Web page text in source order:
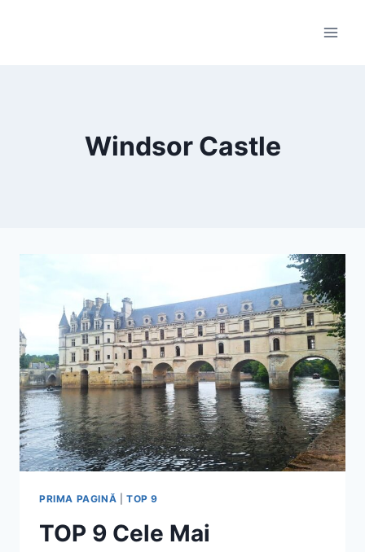
Windsor Castle
PRIMA PAGINĂ TOP 9
TOP 9 Cele Mai